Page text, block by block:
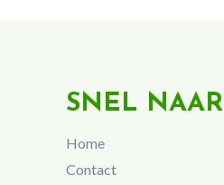
SNEL NAAR
Home
Contact